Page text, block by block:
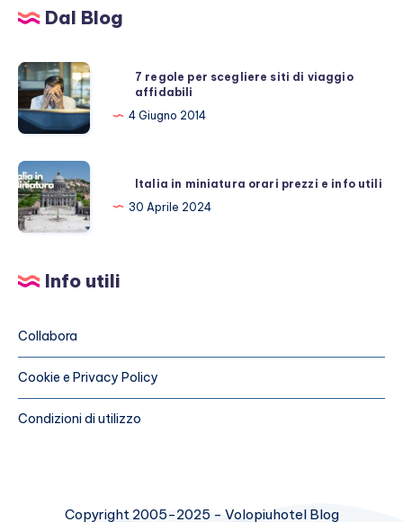
Dal Blog
7
regole
per
scegliere
siti
di
viaggio
affidabili
7 regole per scegliere siti di viaggio
affidabili
4 Giugno 2014
Italia
in
miniatura
orari
e
utili
Italia in miniatura orari prezzi e info utili
30 Aprile 2024
Info utili
Collabora
Cookie e Privacy Policy
Condizioni di utilizzo
Copyright 2005-2025 - Volopiuhotel Blog